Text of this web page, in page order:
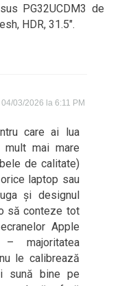
PG32UCDM3 de
HDR, 31.5″.
04/03/2026 la 6:11 PM
care ai lua
mult mai mare
de calitate)
laptop sau
și designul
să conteze tot
Apple
majoritatea
le calibrează
sună bine pe